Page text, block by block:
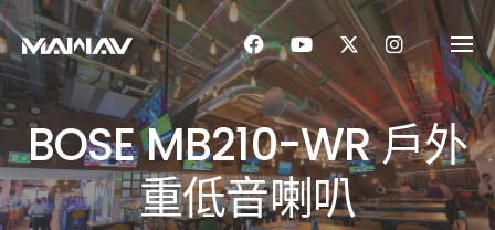
Skip
to
content
BOSE MB210-WR 戶外
重低音喇叭